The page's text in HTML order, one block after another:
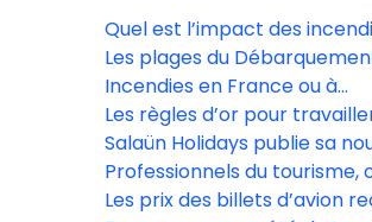
Quel est l’impact des
Gironde?
Les plages du
les Forteresses royales du
Languedoc inscrites à
Incendies en France ou à
l’étranger: quels sont les
des vacanciers?
Les règles d’or pour
confiance avec les réceptifs
Salaün Holidays publie sa
brochure dédiée aux
fêtes
Professionnels du tourisme,
êtes-vous avec l’IA?
Les prix des billets d’avion